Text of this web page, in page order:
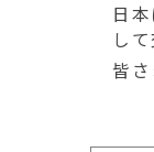
日
し
皆